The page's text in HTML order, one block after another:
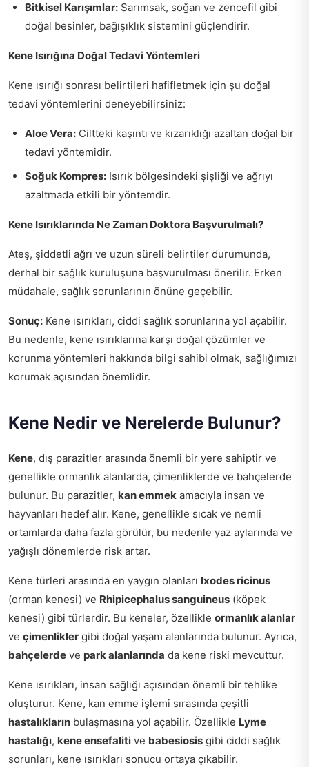
Bitkisel Karışımlar: Sarımsak, soğan ve zencefil gibi
doğal besinler, bağışıklık sistemini güçlendirir.
Kene Isırığına Doğal Tedavi Yöntemleri
Kene ısırığı sonrası belirtileri hafifletmek için şu doğal
tedavi yöntemlerini deneyebilirsiniz:
Aloe Vera: Ciltteki kaşıntı ve kızarıklığı azaltan doğal bir
tedavi yöntemidir.
Soğuk Kompres: Isırık bölgesindeki şişliği ve ağrıyı
azaltmada etkili bir yöntemdir.
Kene Isırıklarında Ne Zaman Doktora Başvurulmalı?
Ateş, şiddetli ağrı ve uzun süreli belirtiler durumunda,
derhal bir sağlık kuruluşuna başvurulması önerilir. Erken
müdahale, sağlık sorunlarının önüne geçebilir.
Sonuç: Kene ısırıkları, ciddi sağlık sorunlarına yol açabilir.
Bu nedenle, kene ısırıklarına karşı doğal çözümler ve
korunma yöntemleri hakkında bilgi sahibi olmak, sağlığımızı
korumak açısından önemlidir.
Kene Nedir ve Nerelerde Bulunur?
Kene, dış parazitler arasında önemli bir yere sahiptir ve
genellikle ormanlık alanlarda, çimenliklerde ve bahçelerde
bulunur. Bu parazitler, kan emmek amacıyla insan ve
hayvanları hedef alır. Kene, genellikle sıcak ve nemli
ortamlarda daha fazla görülür, bu nedenle yaz aylarında ve
yağışlı dönemlerde risk artar.
Kene türleri arasında en yaygın olanları Ixodes ricinus
(orman kenesi) ve Rhipicephalus sanguineus (köpek
kenesi) gibi türlerdir. Bu keneler, özellikle ormanlık alanlar
ve çimenlikler gibi doğal yaşam alanlarında bulunur. Ayrıca,
bahçelerde ve park alanlarında da kene riski mevcuttur.
Kene ısırıkları, insan sağlığı açısından önemli bir tehlike
oluşturur. Kene, kan emme işlemi sırasında çeşitli
hastalıkların bulaşmasına yol açabilir. Özellikle Lyme
hastalığı, kene ensefaliti ve babesiosis gibi ciddi sağlık
sorunları, kene ısırıkları sonucu ortaya çıkabilir.